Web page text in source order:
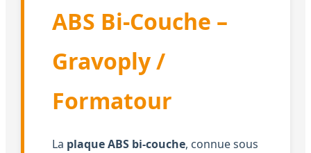
ABS Bi-Couche –
Gravoply /
Formatour
La plaque ABS bi-couche, connue sous